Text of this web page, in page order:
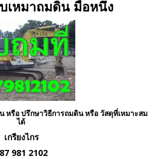
เหมาถมดิน มือหนึ่ง
หรือ ปรึกษาวิธีการถมดิน หรือ วัสดุที่เหมาะสม
ได้
เกรียงไกร
981 2102